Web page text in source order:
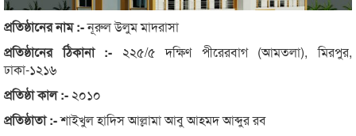
প্রতিষ্ঠানের নাম :-নূরুল উলুম মাদরাসা
প্রতিষ্ঠানের ঠিকানা :- ২২৫/৫ দক্ষিণ পীরেরবাগ (আমতলা), মিরপুর,
ঢাকা-১২১৬
প্রতিষ্ঠা কাল :- ২০১০
প্রতিষ্ঠাতা :-শাইখুল হাদিস আল্লামা আবু আহমদ আব্দুর রব